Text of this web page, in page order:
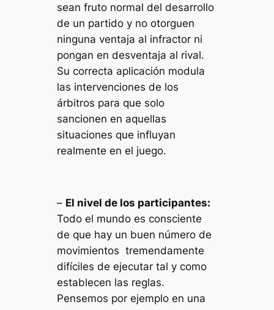
sean fruto normal del desarrollo
de un partido y no otorguen
ninguna ventaja al infractor ni
pongan en desventaja al rival.
Su correcta aplicación modula
las intervenciones de los
árbitros para que solo
sancionen en aquellas
situaciones que influyan
realmente en el juego.
– El nivel de los participantes:
Todo el mundo es consciente
de que hay un buen número de
movimientos tremendamente
difíciles de ejecutar tal y como
establecen las reglas.
Pensemos por ejemplo en una